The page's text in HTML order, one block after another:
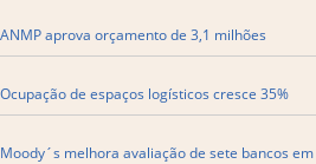
ANMP aprova orçamento de 3,1 milhões
Ocupação de espaços logísticos cresce 35%
Moody´s melhora avaliação de sete bancos